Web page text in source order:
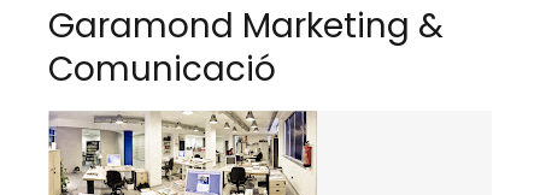
Garamond Marketing &
Comunicació